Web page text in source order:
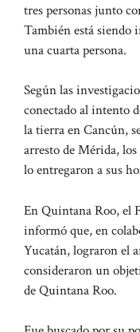
tres personas junto
También está siendo
una cuarta persona.
Según las
conectado al intento
la tierra en Cancún,
arresto de Mérida,
lo entregaron a sus
En Quintana Roo, el
informó que, en
Yucatán, lograron el
consideraron un
de Quintana Roo.